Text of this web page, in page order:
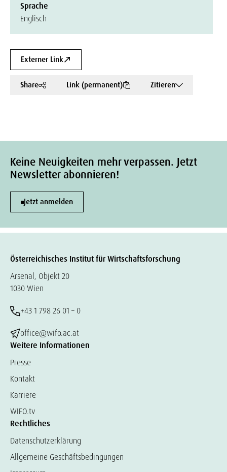
Sprache
Englisch
Externer Link
Share Link (permanent) Zitieren
Keine Neuigkeiten mehr verpassen. Jetzt
Newsletter abonnieren!
Jetzt anmelden
Österreichisches Institut für Wirtschaftsforschung
Arsenal, Objekt 20
1030 Wien
+43 1 798 26 01 – 0
office@wifo.ac.at
Weitere Informationen
Presse
Kontakt
Karriere
WIFO.tv
Rechtliches
Datenschutzerklärung
Allgemeine Geschäftsbedingungen